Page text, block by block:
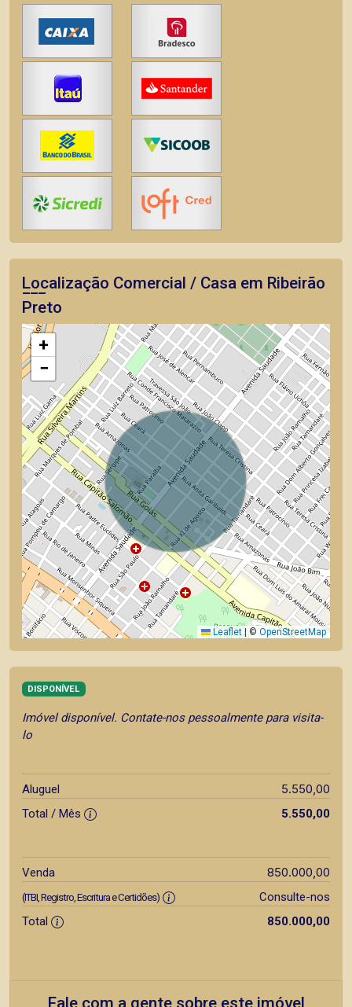
Localização Comercial / Casa em Ribeirão
Preto
+
−
Leaflet | © OpenStreetMap
DISPONÍVEL
Imóvel disponível. Contate-nos pessoalmente para visita-
lo
Aluguel 5.550,00
Total / Mês 5.550,00
Venda 850.000,00
(ITBI, Registro, Escritura e Certidões)
Consulte-nos
Total
850.000,00
Fale com a gente sobre este imóvel